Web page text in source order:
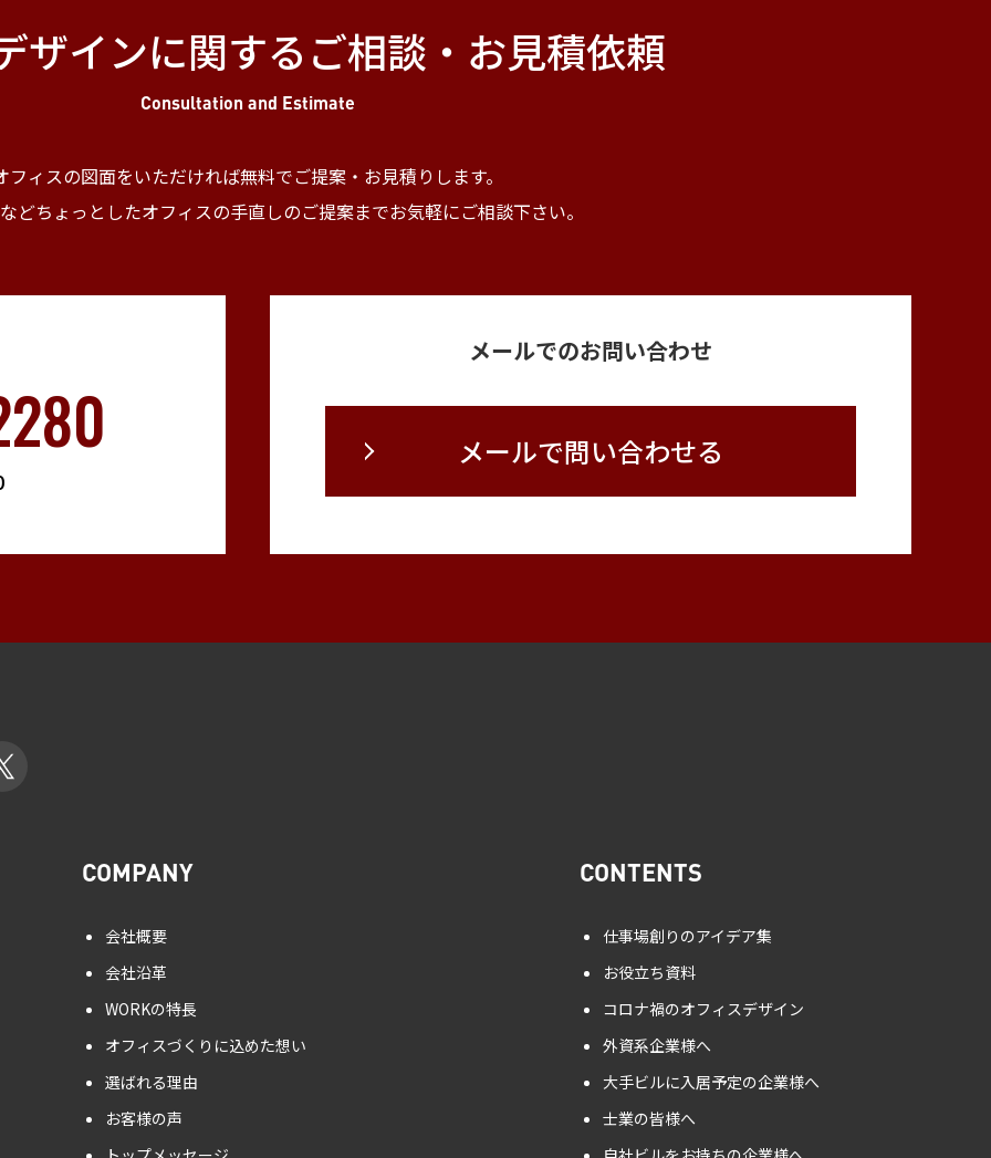
ザインに関するご相談・お見積依頼
Consultation and Estimate
フィスの図面をいただければ無料でご提案・ お見積りします。
どちょっとしたオフィスの手直しのご提案までお気軽にご相談下さい。
メールでのお問い合わせ
メールで問い合わせる
COMPANY
会社概要
会社沿革
WORKの特長
オフィスづくりに込めた想い
選ばれる理由
お客様の声
CONTENTS
仕事場創りのアイデア集
お役立ち資料
コロナ禍のオフィスデザイン
外資系企業様へ
大手ビルに入居予定の企業様へ
士業の皆様へ